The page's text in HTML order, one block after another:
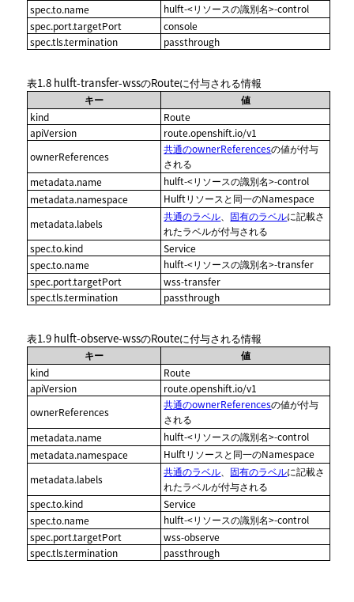
spec.to.name
hulft-<リソースの識別名>-control
spec.port.targetPort
console
spec.tls.termination
passthrough
表1.8 hulft-transfer-wssのRouteに付与される情報
キー
値
kind
Route
apiVersion
route.openshift.io/v1
ownerReferences
共通のownerReferencesの値が付与
される
metadata.name
hulft-<リソースの識別名>-control
metadata.namespace
Hulftリソースと同一のNamespace
metadata.labels
共通のラベル 固有のラベルに記載さ
れたラベルが付与される
spec.to.kind
Service
spec.to.name
hulft-<リソースの識別名>-transfer
spec.port.targetPort
wss-transfer
spec.tls.termination
passthrough
表1.9 hulft-observe-wssのRouteに付与される情報
キー
値
kind
Route
apiVersion
route.openshift.io/v1
ownerReferences
共通のownerReferencesの値が付与
される
metadata.name
hulft-<リソースの識別名>-control
metadata.namespace
Hulftリソースと同一のNamespace
metadata.labels
共通のラベル 固有のラベルに記載さ
れたラベルが付与される
spec.to.kind
Service
spec.to.name
hulft-<リソースの識別名>-control
spec.port.targetPort
wss-observe
spec.tls.termination
passthrough